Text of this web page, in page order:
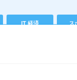
IT 経済 ス